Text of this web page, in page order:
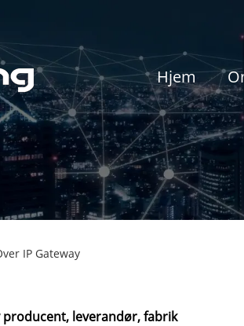
Hjem
IP Gateway
producent, leverandør, fabrik